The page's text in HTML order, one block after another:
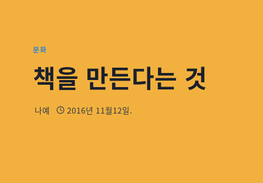
문화
책을 만든다는 것
나예 2016년 11월12일.